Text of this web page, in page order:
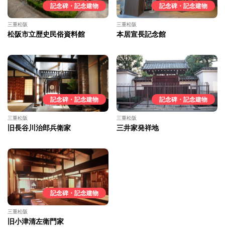
記念碑・記念建物
三重松阪
松阪市立歴史民俗資料館
記念碑・記念建物
三重松阪
本居宣長記念館
記念碑・記念建物
三重松阪
旧長谷川治郎兵衛家
記念碑・記念建物
三重松阪
三井家発祥地
記念碑・記念建物
三重松阪
旧小津清左衛門家